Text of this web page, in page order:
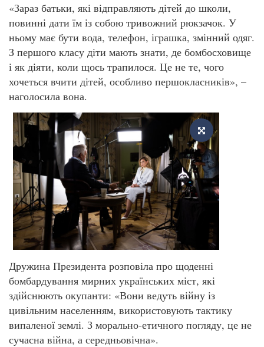
«Зараз батьки, які відправляють дітей до школи,
повинні дати їм із собою тривожний рюкзачок. У
ньому має бути вода, телефон, іграшка, змінний одяг.
З першого класу діти мають знати, де бомбосховище
і як діяти, коли щось трапилося. Це не те, чого
хочеться вчити дітей, особливо першокласників», –
наголосила вона.
Дружина Президента розповіла про щоденні
бомбардування мирних українських міст, які
здійснюють окупанти: «Вони ведуть війну із
цивільним населенням, використовують тактику
випаленої землі. З морально-етичного погляду, це не
сучасна війна, а середньовічна».